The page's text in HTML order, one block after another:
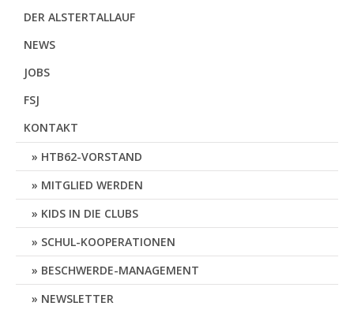
DER ALSTERTALLAUF
NEWS
JOBS
FSJ
KONTAKT
HTB62-VORSTAND
MITGLIED WERDEN
KIDS IN DIE CLUBS
SCHUL-KOOPERATIONEN
BESCHWERDE-MANAGEMENT
NEWSLETTER